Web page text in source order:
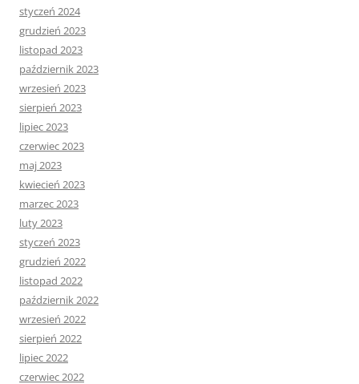
styczeń 2024
grudzień 2023
listopad 2023
październik 2023
wrzesień 2023
sierpień 2023
lipiec 2023
czerwiec 2023
maj 2023
kwiecień 2023
marzec 2023
luty 2023
styczeń 2023
grudzień 2022
listopad 2022
październik 2022
wrzesień 2022
sierpień 2022
lipiec 2022
czerwiec 2022